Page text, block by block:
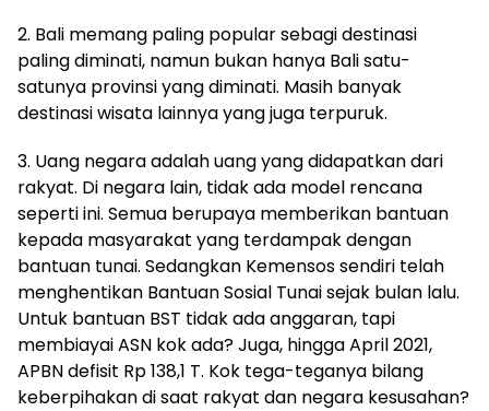
2. Bali memang paling popular sebagi destinasi
paling diminati, namun bukan hanya Bali satu-
satunya provinsi yang diminati. Masih banyak
destinasi wisata lainnya yang juga terpuruk.
3. Uang negara adalah uang yang didapatkan dari
rakyat. Di negara lain, tidak ada model rencana
seperti ini. Semua berupaya memberikan bantuan
kepada masyarakat yang terdampak dengan
bantuan tunai. Sedangkan Kemensos sendiri telah
menghentikan Bantuan Sosial Tunai sejak bulan lalu.
Untuk bantuan BST tidak ada anggaran, tapi
membiayai ASN kok ada? Juga, hingga April 2021,
APBN defisit Rp 138,1 T. Kok tega-teganya bilang
keberpihakan di saat rakyat dan negara kesusahan?